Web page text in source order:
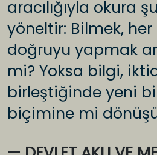
aracılığıyla okura
yöneltir: Bilmek,
doğruyu yapmak
mi? Yoksa bilgi,
birleştiğinde yeni
biçimine mi